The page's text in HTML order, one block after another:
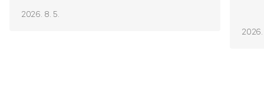
2026. 8. 5.
2026.